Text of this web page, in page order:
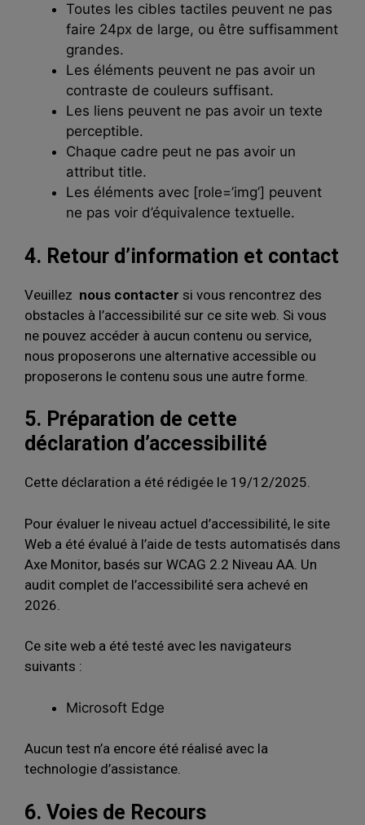
Toutes les cibles tactiles peuvent ne pas
faire 24px de large, ou être suffisamment
grandes.
Les éléments peuvent ne pas avoir un
contraste de couleurs suffisant.
Les liens peuvent ne pas avoir un texte
perceptible.
Chaque cadre peut ne pas avoir un
attribut title.
Les éléments avec [role=’img’] peuvent
ne pas voir d’équivalence textuelle.
4. Retour d’information et contact
Veuillez nous contacter si vous rencontrez des
obstacles à l’accessibilité sur ce site web. Si vous
ne pouvez accéder à aucun contenu ou service,
nous proposerons une alternative accessible ou
proposerons le contenu sous une autre forme.
5. Préparation de cette
déclaration d’accessibilité
Cette déclaration a été rédigée le 19/12/2025.
Pour évaluer le niveau actuel d’accessibilité, le site
Web a été évalué à l’aide de tests automatisés dans
Axe Monitor, basés sur WCAG 2.2 Niveau AA. Un
audit complet de l’accessibilité sera achevé en
2026.
Ce site web a été testé avec les navigateurs
suivants :
Microsoft Edge
Aucun test n’a encore été réalisé avec la
technologie d’assistance.
6. Voies de Recours